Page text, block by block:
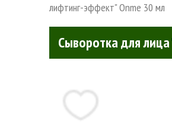
лифтинг-эффект" Onme 30 мл
Сыворотка для